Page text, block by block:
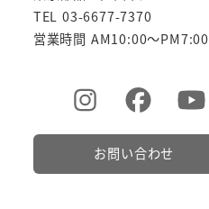
TEL 03-6677-7370
営業時間 AM10:00～PM7:00
お問い合わせ